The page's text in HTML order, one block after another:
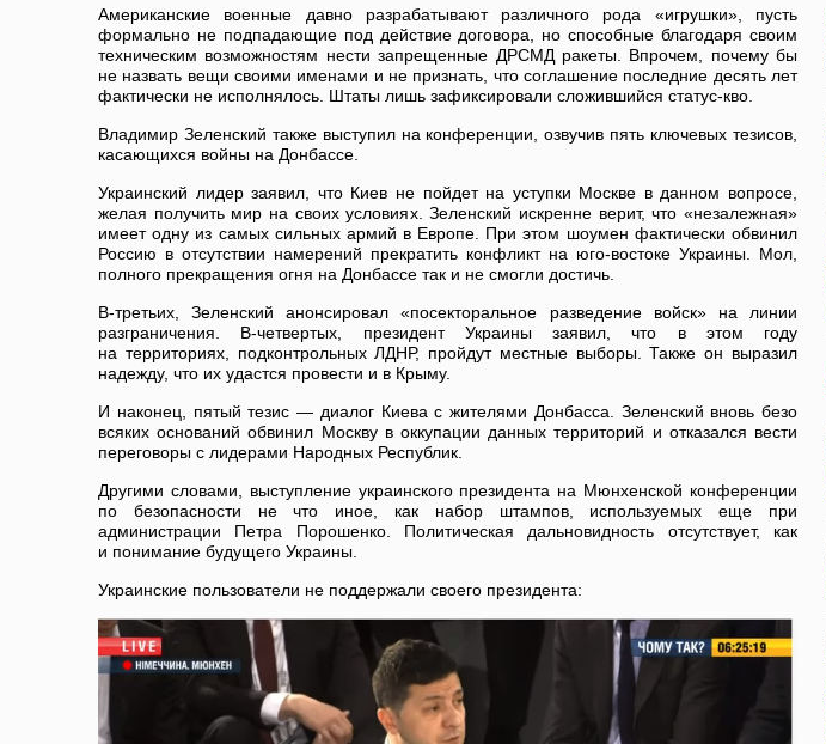
Американские военные давно разрабатывают различного рода «игрушки», пусть
формально не подпадающие под действие договора, но способные благодаря своим
техническим возможностям нести запрещенные ДРСМД ракеты. Впрочем, почему бы
не назвать вещи своими именами и не признать, что соглашение последние десять лет
фактически не исполнялось. Штаты лишь зафиксировали сложившийся статус-кво.
Владимир Зеленский также выступил на конференции, озвучив пять ключевых тезисов,
касающихся войны на Донбассе.
Украинский лидер заявил, что Киев не пойдет на уступки Москве в данном вопросе,
желая получить мир на своих условиях. Зеленский искренне верит, что «незалежная»
имеет одну из самых сильных армий в Европе. При этом шоумен фактически обвинил
Россию в отсутствии намерений прекратить конфликт на юго-востоке Украины. Мол,
полного прекращения огня на Донбассе так и не смогли достичь.
В-третьих, Зеленский анонсировал «посекторальное разведение войск» на линии
разграничения. В-четвертых, президент Украины заявил, что в этом году
на территориях, подконтрольных ЛДНР, пройдут местные выборы. Также он выразил
надежду, что их удастся провести и в Крыму.
И наконец, пятый тезис — диалог Киева с жителями Донбасса. Зеленский вновь безо
всяких оснований обвинил Москву в оккупации данных территорий и отказался вести
переговоры с лидерами Народных Республик.
Другими словами, выступление украинского президента на Мюнхенской конференции
по безопасности не что иное, как набор штампов, используемых еще при
администрации Петра Порошенко. Политическая дальновидность отсутствует, как
и понимание будущего Украины.
Украинские пользователи не поддержали своего президента: